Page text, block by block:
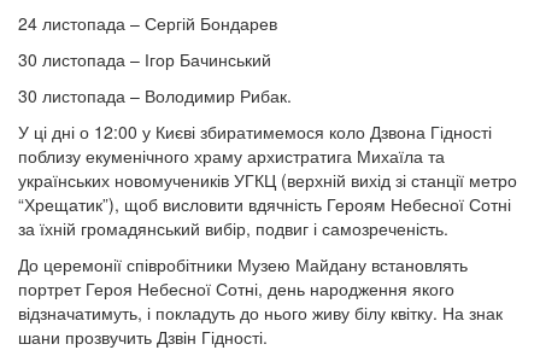
24 листопада – Сергій Бондарев
30 листопада – Ігор Бачинський
30 листопада – Володимир Рибак.
У ці дні о 12:00 у Києві збиратимемося коло Дзвона Гідності
поблизу екуменічного храму архистратига Михаїла та
українських новомучеників УГКЦ (верхній вихід зі станції метро
“Хрещатик”), щоб висловити вдячність Героям Небесної Сотні
за їхній громадянський вибір, подвиг і самозреченість.
До церемонії співробітники Музею Майдану встановлять
портрет Героя Небесної Сотні, день народження якого
відзначатимуть, і покладуть до нього живу білу квітку. На знак
шани прозвучить Дзвін Гідності.